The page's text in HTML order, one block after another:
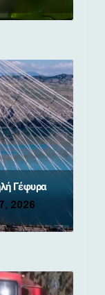
Γέφυρα
2026